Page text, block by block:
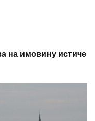
на имовину истиче